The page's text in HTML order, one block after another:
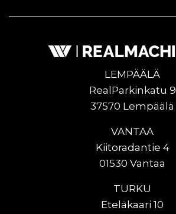
LEMPÄÄLÄ
RealParkinkatu 9
37570 Lempäälä
VANTAA
Kiitoradantie 4
01530 Vantaa
TURKU
Eteläkaari 10